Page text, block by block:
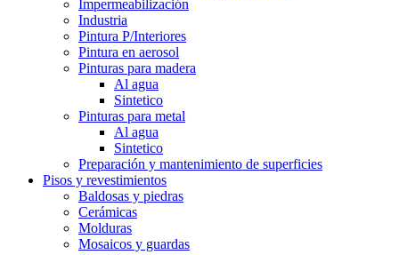
Impermeabilización
Industria
Pintura P/Interiores
Pintura en aerosol
Pinturas para madera
Al agua
Sintetico
Pinturas para metal
Al agua
Sintetico
Preparación y mantenimiento de superficies
Pisos y revestimientos
Baldosas y piedras
Cerámicas
Molduras
Mosaicos y guardas